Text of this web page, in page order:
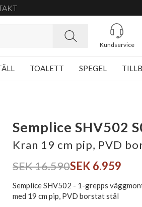
Kundservice
TOALETT SPEGEL
Semplice SHV502
Kran 19 cm pip, PVD
SEK 16.590SEK 6.959
Semplice SHV502 - 1-grepps
med 19 cm pip, PVD borstat stål